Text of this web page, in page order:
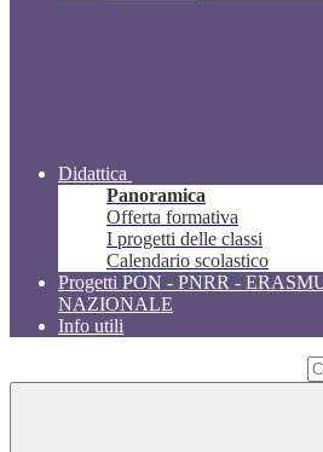
Didattica
Panoramica
Offerta formativa
I progetti delle classi
Calendario scolastico
Progetti PON - PNRR -
NAZIONALE
Info utili